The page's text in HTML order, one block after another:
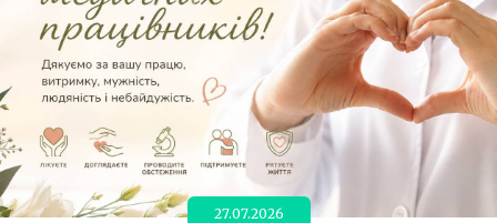
27.07.2026